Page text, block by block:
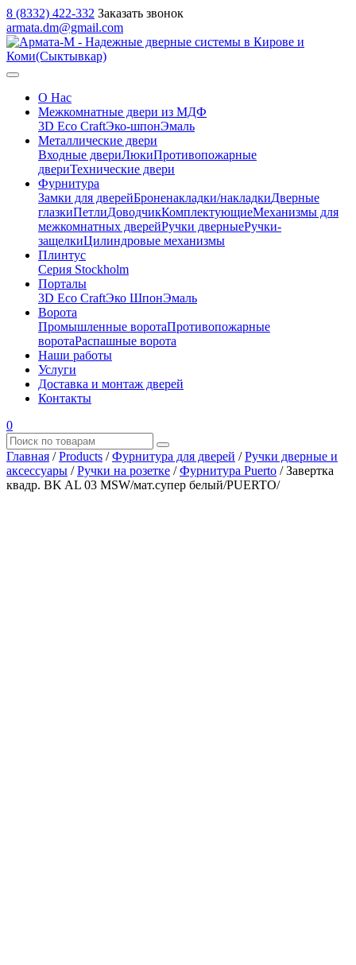
8 (8332) 422-332 Заказать звонок
armata.dm@gmail.com
О Нас
Межкомнатные двери из МДФ
3D Eco CraftЭко-шпонЭмаль
Металлические двери
Входные двериЛюкиПротивопожарные
двериТехнические двери
Фурнитура
Замки для дверейБроненакладки/накладкиДверные
глазкиПетлиДоводчикКомплектующиеМеханизмы для
межкомнатных дверейРучки дверныеРучки-
защелкиЦилиндровые механизмы
Плинтус
Серия Stockholm
Порталы
3D Eco CraftЭко ШпонЭмаль
Ворота
Промышленные воротаПротивопожарные
воротаРаспашные ворота
Наши работы
Услуги
Доставка и монтаж дверей
Контакты
0
Главная /Products /Фурнитура для дверей /Ручки дверные и
аксессуары /Ручки на розетке /Фурнитура Puerto /Завертка
квадр. BK AL 03 MSW/мат.супер белый/PUERTO/